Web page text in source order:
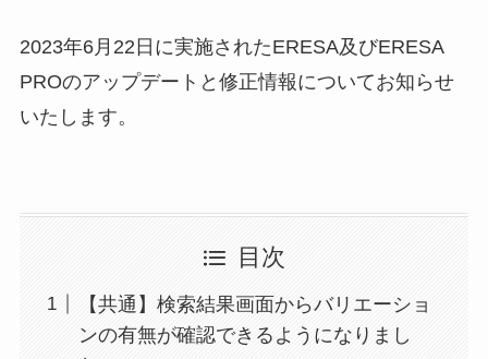
2023年6月22日に実施されたERESA及びERESA
PROのアップデートと修正情報についてお知らせ
いたします。
目次
【共通】検索結果画面からバリエーショ
ンの有無が確認できるようになりまし